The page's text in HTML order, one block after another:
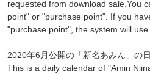
requested from download sale.You
point" or "purchase point". If you
"purchase point", the system will
2020年6月公開の「新名あみん」の
This is a daily calendar of "Amin